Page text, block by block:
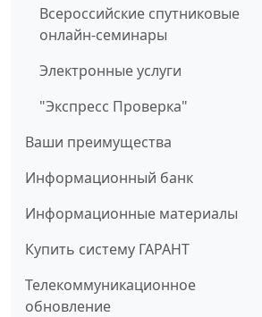
Всероссийские спутниковые
онлайн-семинары
Электронные услуги
"Экспресс Проверка"
Ваши преимущества
Информационный банк
Информационные материалы
Купить систему ГАРАНТ
Телекоммуникационное
обновление